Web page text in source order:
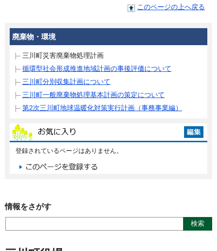
このページの上へ戻る
廃棄物・環境
三川町災害廃棄物処理計画
循環型社会形成推進地域計画の事後評価について
三川町分別収集計画について
三川町一般廃棄物処理基本計画の策定について
第2次三川町地球温暖化対策実行計画（事務事業編）
登録されているページはありません。
情報をさがす